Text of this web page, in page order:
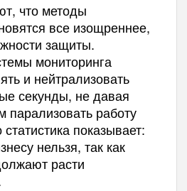
что методы
все изощреннее,
защиты.
мониторинга
и нейтрализовать
секунды, не давая
работу
показывает:
нельзя, так как
расти